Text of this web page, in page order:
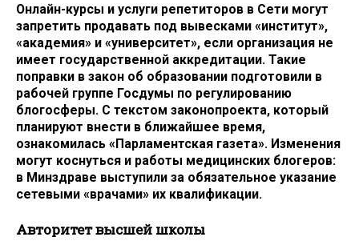
Онлайн-курсы и услуги репетиторов в Сети могут
запретить продавать под вывесками «институт»,
«академия» и «университет», если организация не
имеет государственной аккредитации. Такие
поправки в закон об образовании подготовили в
рабочей группе Госдумы по регулированию
блогосферы. С текстом законопроекта, который
планируют внести в ближайшее время,
ознакомилась «Парламентская газета». Изменения
могут коснуться и работы медицинских блогеров:
в Минздраве выступили за обязательное указание
сетевыми «врачами» их квалификации.
Авторитет высшей школы